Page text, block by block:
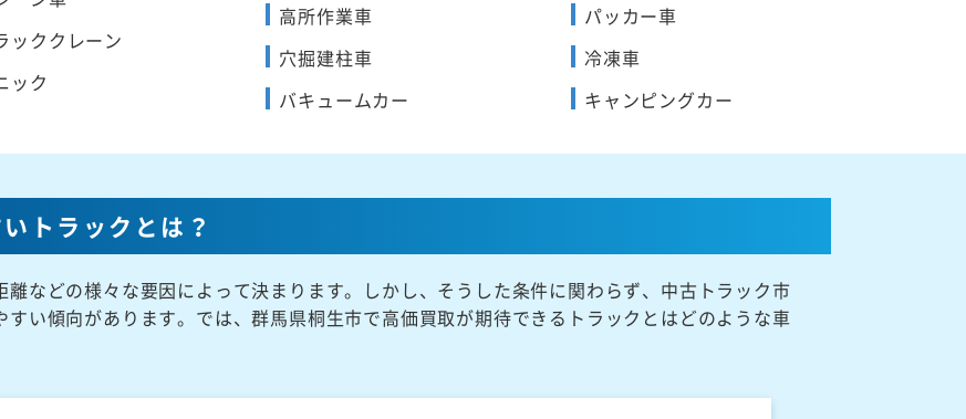
ッククレーン
ック
高所作業車
穴掘建柱車
バキュームカー
パッカー車
冷凍車
キャンピングカー
トラックとは？
離などの様々な要因によって決まります。しかし、そうした条件に関わらず、中古トラック市
い傾向があります。では、群馬県桐生市で高価買取が期待できるトラックとはどのような車